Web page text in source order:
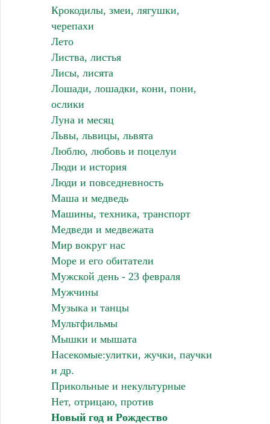
Крокодилы, змеи, лягушки,
черепахи
Лето
Листва, листья
Лисы, лисята
Лошади, лошадки, кони, пони,
ослики
Луна и месяц
Львы, львицы, львята
Люблю, любовь и поцелуи
Люди и история
Люди и повседневность
Маша и медведь
Машины, техника, транспорт
Медведи и медвежата
Мир вокруг нас
Море и его обитатели
Мужской день - 23 февраля
Мужчины
Музыка и танцы
Мультфильмы
Мышки и мышата
Насекомые:улитки, жучки, паучки
и др.
Прикольные и некультурные
Нет, отрицаю, против
Новый год и Рождество